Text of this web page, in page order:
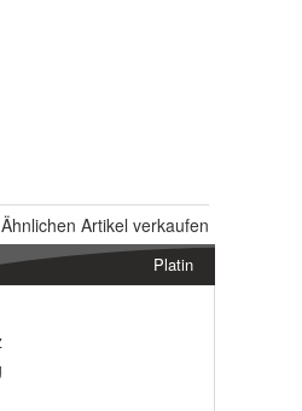
Ähnlichen Artikel verkaufen
Platin